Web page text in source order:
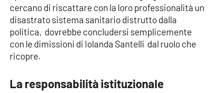
SPECIALI
Buona Sanità Calabria
LACALABRIAVISIONE
Destinazioni
cercano di riscattare con la loro professionalità un
disastrato sistema sanitario distrutto dalla
politica, dovrebbe concludersi semplicemente
con le dimissioni di Iolanda Santelli dal ruolo che
ricopre.
La responsabilità istituzionale